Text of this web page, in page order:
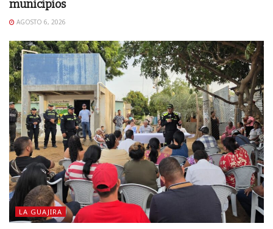
municipios
AGOSTO 6, 2026
LA GUAJIRA